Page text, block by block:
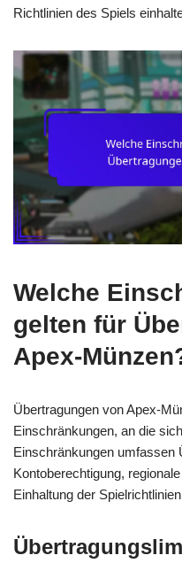
Richtlinien des Spiels
Welche
gelten für
Apex-
Übertragungen von Apex-
Einschränkungen, an die
Einschränkungen umfassen
Kontoberechtigung,
Einhaltung der